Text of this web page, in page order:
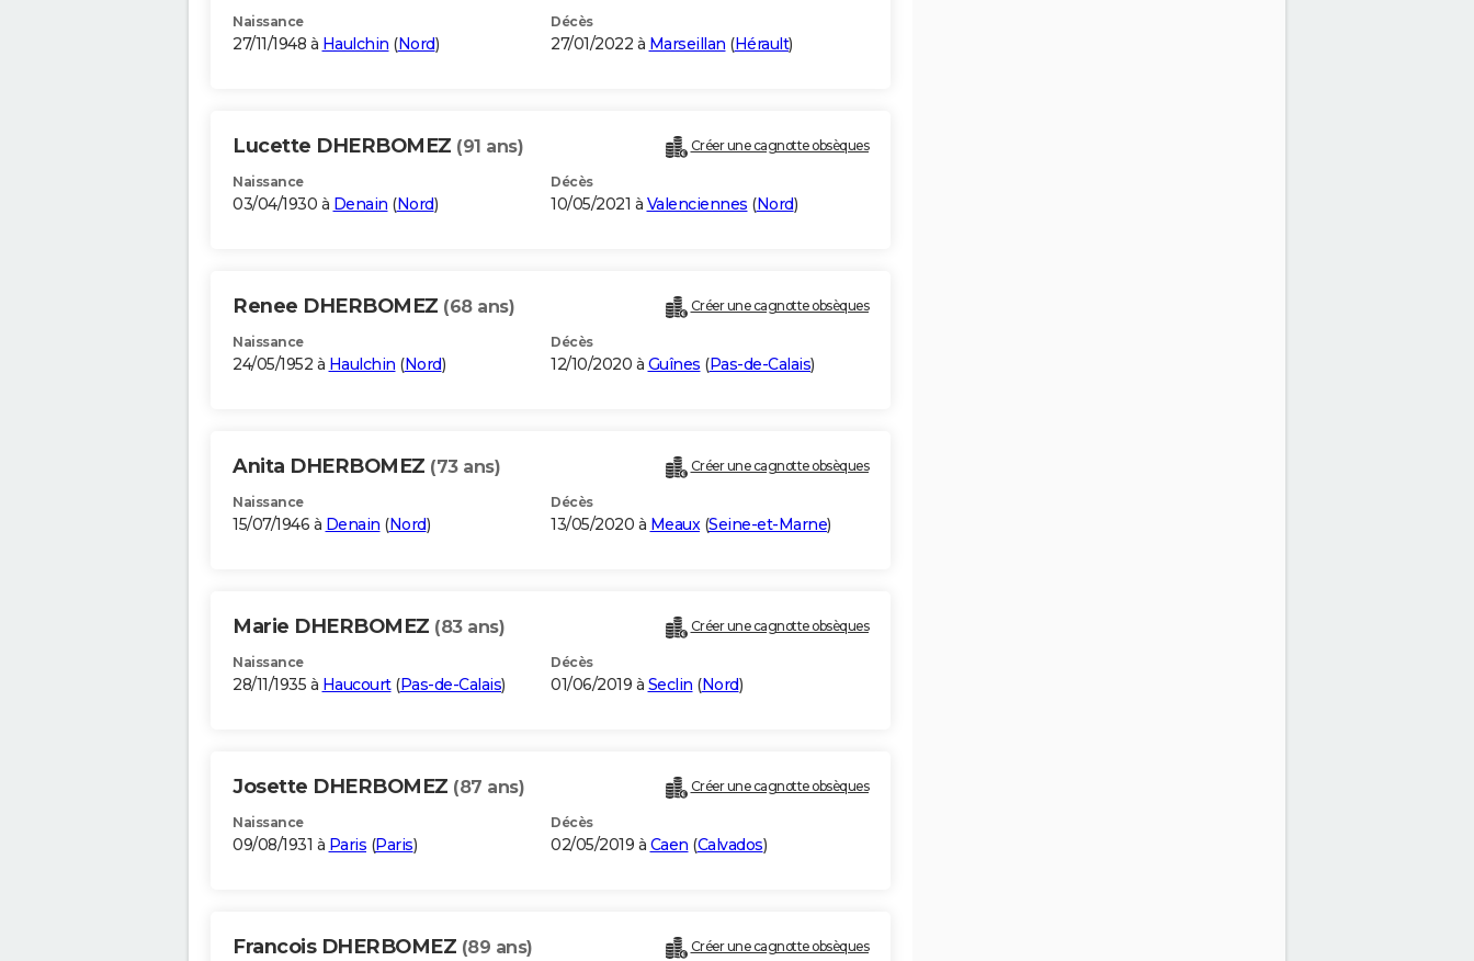
Naissance
27/11/1948 à Haulchin (Nord)
Décès
27/01/2022 à Marseillan (Hérault)
Lucette DHERBOMEZ (91 ans) Créer une cagnotte obsèques
Naissance
03/04/1930 à Denain (Nord)
Décès
10/05/2021 à Valenciennes (Nord)
Renee DHERBOMEZ (68 ans) Créer une cagnotte obsèques
Naissance
24/05/1952 à Haulchin (Nord)
Décès
12/10/2020 à Guînes (Pas-de-Calais)
Anita DHERBOMEZ (73 ans) Créer une cagnotte obsèques
Naissance
15/07/1946 à Denain (Nord)
Décès
13/05/2020 à Meaux(Seine-et-Marne)
Marie DHERBOMEZ (83 ans) Créer une cagnotte obsèques
Naissance
28/11/1935 à Haucourt(Pas-de-Calais)
Décès
01/06/2019 à Seclin (Nord)
Josette DHERBOMEZ (87 ans) Créer une cagnotte obsèques
Naissance
09/08/1931 à Paris (Paris)
Décès
02/05/2019 à Caen (Calvados)
Francois DHERBOMEZ (89 ans) Créer une cagnotte obsèques